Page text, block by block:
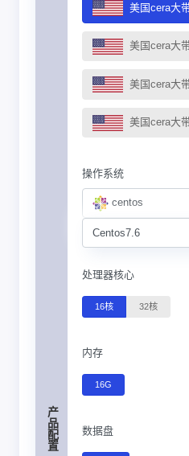
产品配置
美国cera大
美国cera大
美国cera大
美国cera大
操作系统
centos
处理器核心
16核 32核
内存
16G
数据盘